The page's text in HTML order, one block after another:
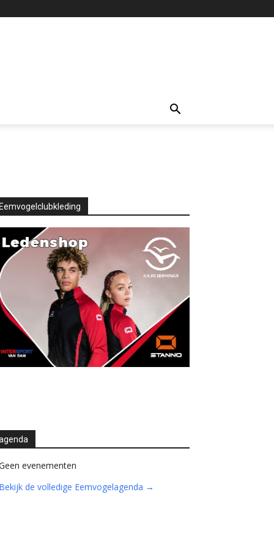
Eemvogelclubkleding
evenementen
Bekijk de volledige Eemvogelagenda →